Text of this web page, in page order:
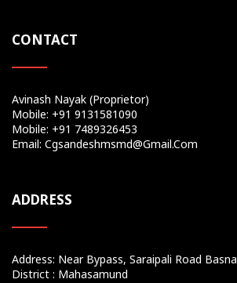
CONTACT
Avinash Nayak (Proprietor)
Mobile: +91 9131581090
Mobile: +91 7489326453
Email: Cgsandeshmsmd@gmail.com
ADDRESS
Address: Near Bypass, Saraipali Road Basna
District : Mahasamund